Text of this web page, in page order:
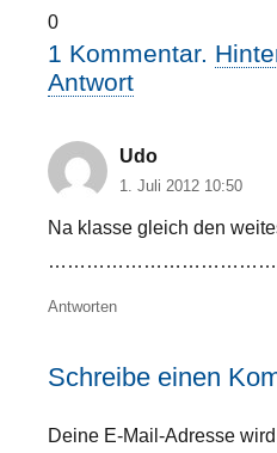
0
1 Kommentar.
Antwort
Udo
1. Juli 2012 10:50
Na klasse gleich den
Antworten
Schreibe einen
Deine E-Mail-Adresse